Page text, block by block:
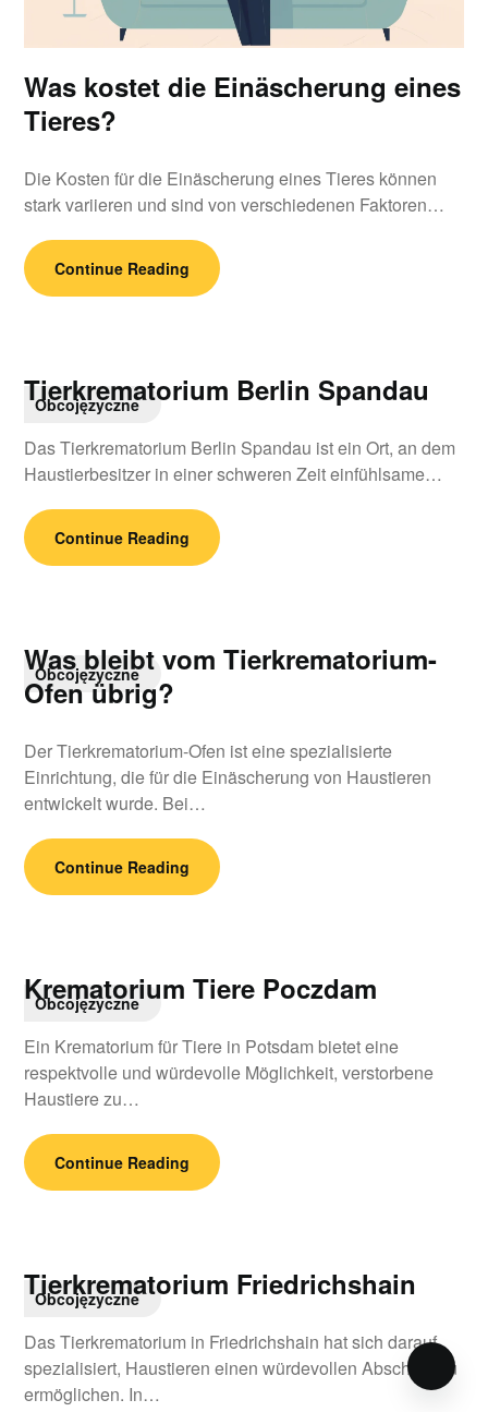
Was kostet die Einäscherung eines
Tieres?
Die Kosten für die Einäscherung eines Tieres können
stark variieren und sind von verschiedenen Faktoren…
Continue Reading
Obcojęzyczne
Tierkrematorium Berlin Spandau
Das Tierkrematorium Berlin Spandau ist ein Ort, an dem
Haustierbesitzer in einer schweren Zeit einfühlsame…
Continue Reading
Obcojęzyczne
Was bleibt vom Tierkrematorium-
Ofen übrig?
Der Tierkrematorium-Ofen ist eine spezialisierte
Einrichtung, die für die Einäscherung von Haustieren
entwickelt wurde. Bei…
Continue Reading
Obcojęzyczne
Krematorium Tiere Poczdam
Ein Krematorium für Tiere in Potsdam bietet eine
respektvolle und würdevolle Möglichkeit, verstorbene
Haustiere zu…
Continue Reading
Obcojęzyczne
Tierkrematorium Friedrichshain
Das Tierkrematorium in Friedrichshain hat sich darauf
spezialisiert, Haustieren einen würdevollen Abschied zu
ermöglichen. In…